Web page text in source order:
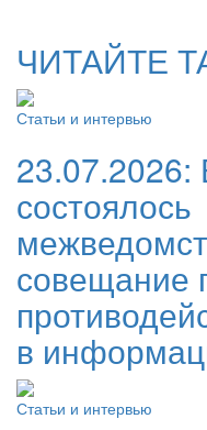
ЧИТАЙТЕ
Статьи и интервью
23.07.2026:
состоялось
совещание
в
Статьи и интервью